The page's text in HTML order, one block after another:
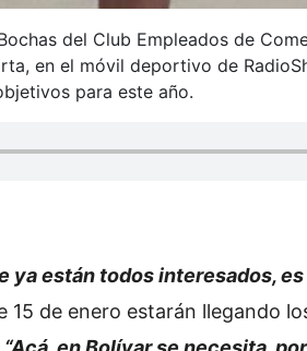
del Club Empleados de
en el móvil deportivo de
para este año.
ya están todos interesados,
15 de enero estarán llegando